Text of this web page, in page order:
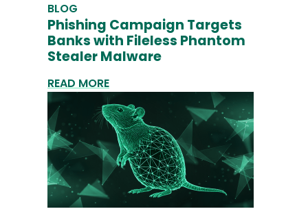
BLOG
Phishing Campaign Targets
Banks with Fileless Phantom
Stealer Malware
READ MORE